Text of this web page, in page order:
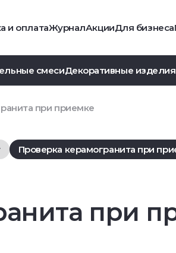
и оплатаЖурналАкцииДля бизнеса
смесиДекоративные изделия
при приемке
Проверка керамогранита при
при